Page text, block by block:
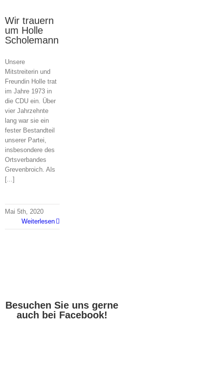
Wir trauern
um Holle
Scholemann
Unsere
Mitstreiterin und
Freundin Holle trat
im Jahre 1973 in
die CDU ein. Über
vier Jahrzehnte
lang war sie ein
fester Bestandteil
unserer Partei,
insbesondere des
Ortsverbandes
Grevenbroich. Als
[...]
Mai 5th, 2020
Weiterlesen
Besuchen Sie uns gerne
auch bei Facebook!